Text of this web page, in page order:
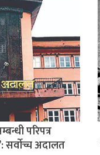
परिपत्र
सर्वाेच्च अदालत